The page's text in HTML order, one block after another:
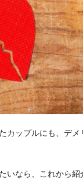
カップルにも、デメ
いなら、これから紹